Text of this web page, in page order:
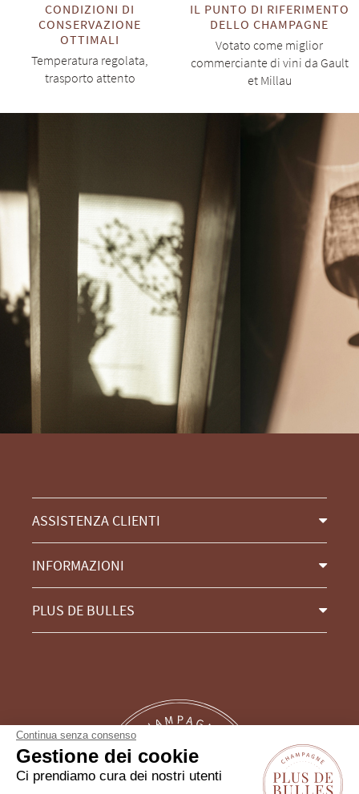
CONDIZIONI DI
CONSERVAZIONE
OTTIMALI
Temperatura regolata,
trasporto attento
IL PUNTO DI RIFERIMENTO
DELLO CHAMPAGNE
Votato come miglior
commerciante di vini da Gault
et Millau
ASSISTENZA CLIENTI
INFORMAZIONI
PLUS DE BULLES
Continua senza consenso
Gestione dei cookie
Ci prendiamo cura dei nostri utenti